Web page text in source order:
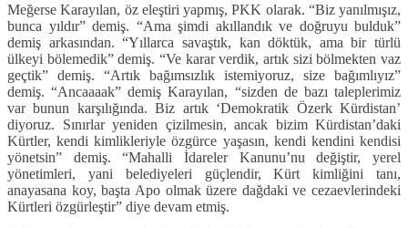
Meğerse Karayılan, öz eleştiri yapmış, PKK olarak. “Biz yanılmışız,
bunca yıldır” demiş. “Ama şimdi akıllandık ve doğruyu bulduk”
demiş arkasından. “Yıllarca savaştık, kan döktük, ama bir türlü
ülkeyi bölemedik” demiş. “Ve karar verdik, artık sizi bölmekten vaz
geçtik” demiş. “Artık bağımsızlık istemiyoruz, size bağımlıyız”
demiş. “Ancaaaak” demiş Karayılan, “sizden de bazı taleplerimiz
var bunun karşılığında. Biz artık ‘Demokratik Özerk Kürdistan’
diyoruz. Sınırlar yeniden çizilmesin, ancak bizim Kürdistan’daki
Kürtler, kendi kimlikleriyle özgürce yaşasın, kendi kendini kendisi
yönetsin” demiş. “Mahalli İdareler Kanunu’nu değiştir, yerel
yönetimleri, yani belediyeleri güçlendir, Kürt kimliğini tanı,
anayasana koy, başta Apo olmak üzere dağdaki ve cezaevlerindeki
Kürtleri özgürleştir” diye devam etmiş.